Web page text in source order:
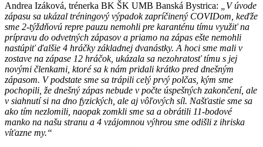
Andrea Izáková, trénerka BK ŠK UMB Banská Bystrica: „V úvode
zápasu sa ukázal tréningový výpadok zapríčinený COVIDom, keďže
sme 2-týždňovú repre pauzu nemohli pre karanténu tímu využiť na
prípravu do odvetných zápasov a priamo na zápas ešte nemohli
nastúpiť ďalšie 4 hráčky základnej dvanástky. A hoci sme mali v
zostave na zápase 12 hráčok, ukázala sa nezohratosť tímu s jej
novými členkami, ktoré sa k nám pridali krátko pred dnešným
zápasom. V podstate sme sa trápili celý prvý polčas, kým sme
pochopili, že dnešný zápas nebude v počte úspešných zakončení, ale
v siahnutí si na dno fyzických, ale aj vôľových síl. Našťastie sme sa
ako tím nezlomili, naopak zomkli sme sa a obrátili 11-bodové
manko na našu stranu a 4 vzájomnou výhrou sme odišli z ihriska
víťazne my.“